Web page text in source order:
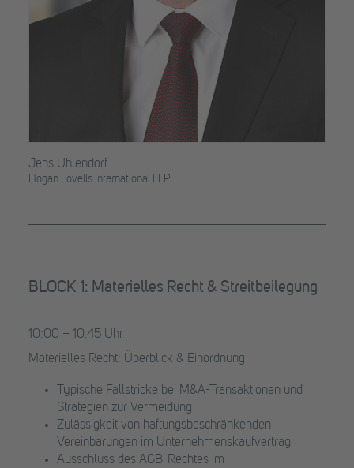
Jens Uhlendorf
Hogan Lovells International LLP
BLOCK 1: Materielles Recht & Streitbeilegung
10:00 – 10.45 Uhr
Materielles Recht: Überblick & Einordnung
Typische Fallstricke bei M&A-Transaktionen und
Strategien zur Vermeidung
Zulässigkeit von haftungsbeschränkenden
Vereinbarungen im Unternehmenskaufvertrag
Ausschluss des AGB-Rechtes im